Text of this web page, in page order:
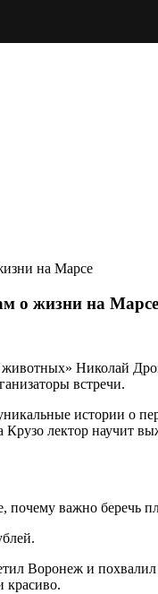
на Марсе
о жизни на Марсе
Николай
встречи.
истории о
лектор научит
почему важно беречь
Воронеж и
красиво.